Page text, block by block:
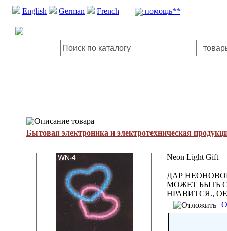
English German French | помощь**
Описание товара
Бытовая электроника и электротехническая
Neon Light Gift
ДАР
МОЖЕТ БЫТЬ
НРАВИТСЯ.,